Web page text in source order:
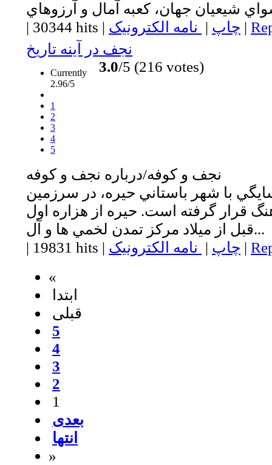
| 30344 hits | چاپ | نامه الکترونیک |
نجف در آينه تاريخ
Currently
2.96/5
1
2
3
4
5
3.0/5 (216 votes)
نجف و كوفه/درباره نجف و كوفه
با شهر باستاني حيره، در سرزمين
قرار گرفته است. حيره از هزاره اول
قبل از ميلاد مركز تمدن لخمي ها و آل...
| 19831 hits | چاپ | نامه الکترونیک |
«
ابتدا
قبلی
5
4
3
2
1
بعدی
انتها
»